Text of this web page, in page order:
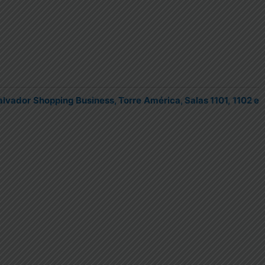
Shopping Business, Torre América, Salas 1101, 1102 e